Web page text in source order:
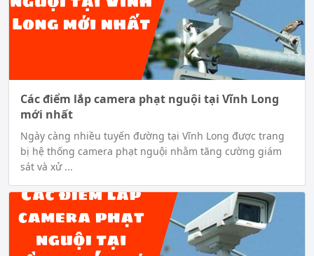
Các điểm lắp camera phạt nguội tại Vĩnh Long
mới nhất
Ngày càng nhiều tuyến đường tại Vĩnh Long được trang
bị hệ thống camera phạt nguội nhằm tăng cường giám
sát và xử ...